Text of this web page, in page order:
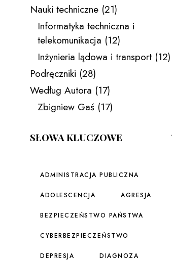
Nauki techniczne (21)
Informatyka techniczna i
telekomunikacja (12)
Inżynieria lądowa i transport (12)
Podręczniki (28)
Według Autora (17)
Zbigniew Gaś (17)
SŁOWA KLUCZOWE
ADMINISTRACJA PUBLICZNA
ADOLESCENCJA AGRESJA
BEZPIECZEŃSTWO PAŃSTWA
CYBERBEZPIECZEŃSTWO
DEPRESJA DIAGNOZA